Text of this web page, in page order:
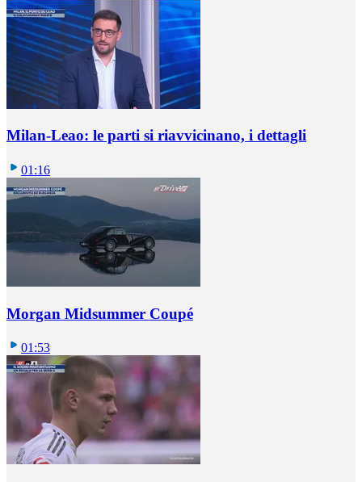
Milan-Leao: le parti si riavvicinano, i dettagli
01:16
Morgan Midsummer Coupé
01:53